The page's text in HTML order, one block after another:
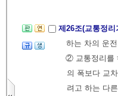
제26조(교통정
하는 차의 운
② 교통정리를
의 폭보다 교
려고 하는 다